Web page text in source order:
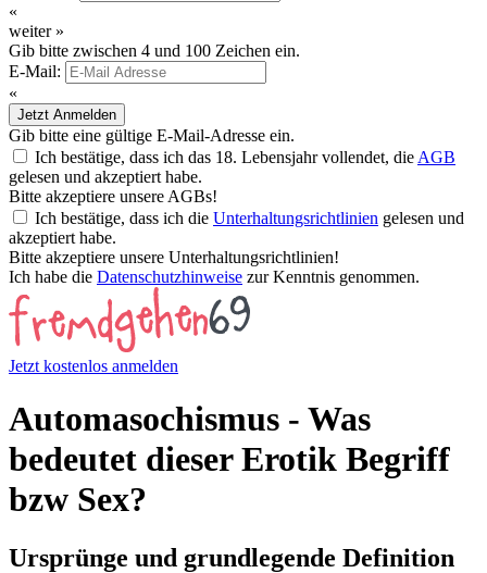
«
weiter »
Gib bitte zwischen 4 und 100 Zeichen ein.
E-Mail:
«
Jetzt Anmelden
Gib bitte eine gültige E-Mail-Adresse ein.
Ich bestätige, dass ich das 18. Lebensjahr vollendet, die AGB
gelesen und akzeptiert habe.
Bitte akzeptiere unsere AGBs!
Ich bestätige, dass ich die Unterhaltungsrichtlinien gelesen und
akzeptiert habe.
Bitte akzeptiere unsere Unterhaltungsrichtlinien!
Ich habe die Datenschutzhinweise zur Kenntnis genommen.
Jetzt kostenlos anmelden
Automasochismus - Was
bedeutet dieser Erotik Begriff
bzw Sex?
Ursprünge und grundlegende Definition